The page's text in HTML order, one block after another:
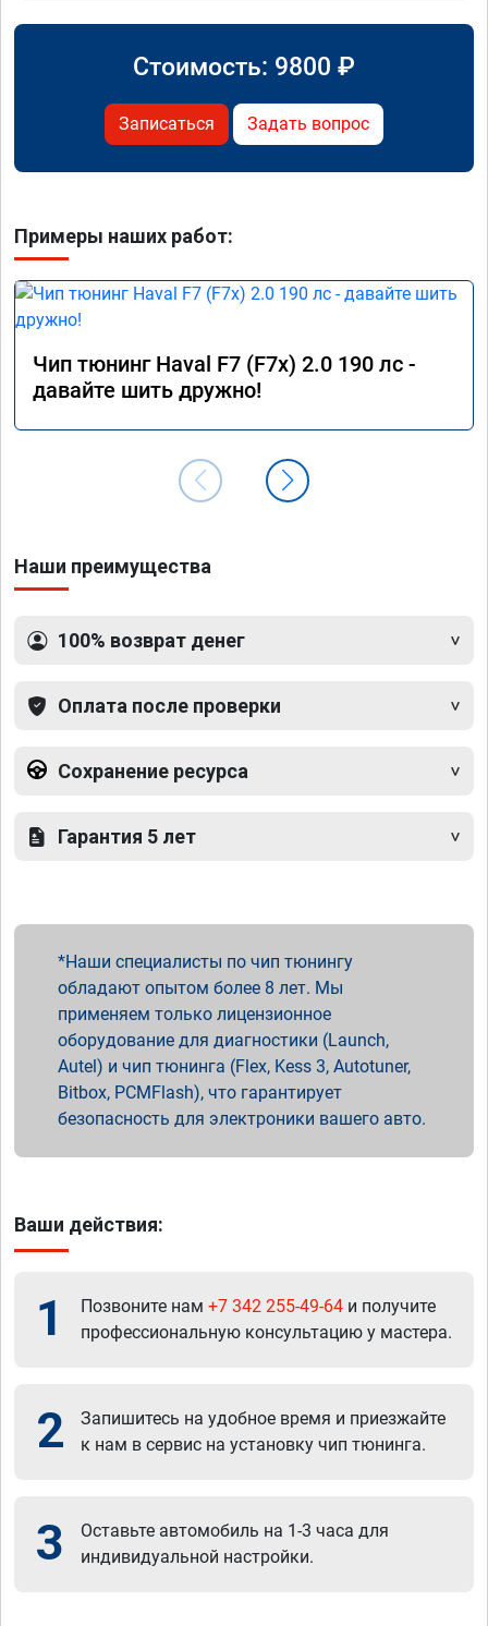
Стоимость: 9800 ₽
Записаться Задать вопрос
Примеры наших работ:
Чип тюнинг Haval F7 (F7x) 2.0 190 лс -
давайте шить дружно!
Наши преимущества
100% возврат денег
Оплата после проверки
Сохранение ресурса
Гарантия 5 лет
Наши специалисты по чип тюнингу
обладают опытом более 8 лет. Мы
применяем только лицензионное
оборудование для диагностики (Launch,
Autel) и чип тюнинга (Flex, Kess 3, Autotuner,
Bitbox, PCMFlash), что гарантирует
безопасность для электроники вашего авто.
Ваши действия:
1 Позвоните нам +7 342 255-49-64 и получите
профессиональную консультацию у мастера.
2
Запишитесь на удобное время и приезжайте
к нам в сервис на установку чип тюнинга.
3
Оставьте автомобиль на 1-3 часа для
индивидуальной настройки.